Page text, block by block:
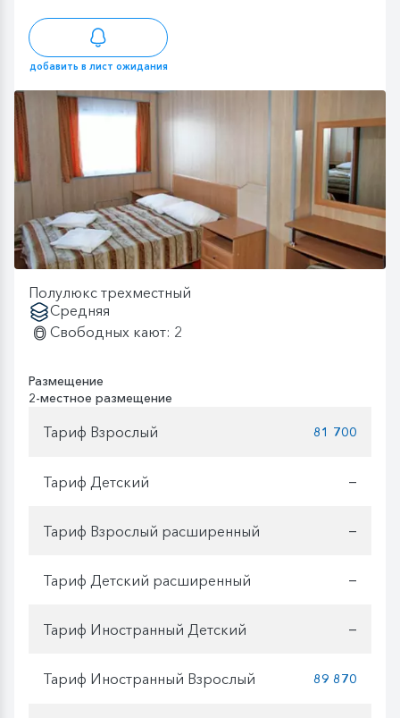
добавить в лист ожидания
Полулюкс трехместный
Средняя
Свободных кают: 2
Размещение
2-местное размещение
Тариф Взрослый 81 700
Тариф Детский —
Тариф Взрослый расширенный —
Тариф Детский расширенный —
Тариф Иностранный Детский —
Тариф Иностранный Взрослый 89 870